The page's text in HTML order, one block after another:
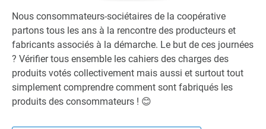
Nous consommateurs-sociétaires de la coopérative
partons tous les ans à la rencontre des producteurs et
fabricants associés à la démarche. Le but de ces journées
? Vérifier tous ensemble les cahiers des charges des
produits votés collectivement mais aussi et surtout tout
simplement comprendre comment sont fabriqués les
produits des consommateurs ! 😊